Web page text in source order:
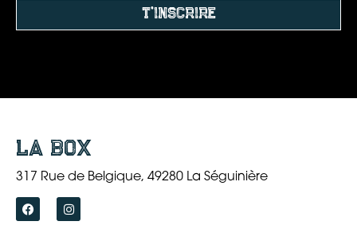
t'inscrire
La box
317 Rue de Belgique, 49280 La Séguinière